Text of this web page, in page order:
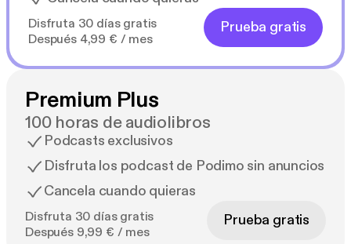
Disfruta 30 días gratis
Después 4,99 € / mes
Prueba gratis
Premium Plus
100 horas de audiolibros
Podcasts exclusivos
Disfruta los podcast de Podimo sin anuncios
Cancela cuando quieras
Disfruta 30 días gratis
Después 9,99 € / mes
Prueba gratis